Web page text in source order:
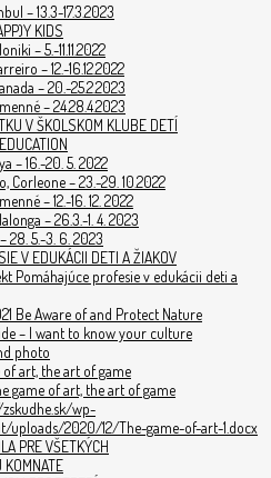
– 13.3-17.3.2023
KIDS
– 5.-11.11.2022
– 12.-16.12.2022
– 20.-25.2.2023
– 24.28.4.2023
V ŠKOLSKOM KLUBE DETÍ
– 16.-20. 5. 2022
Corleone – 23.-29. 10.2022
– 12.-16. 12. 2022
– 26.3.-1. 4. 2023
28. 5.-3. 6. 2023
V EDUKÁCII DETI A ŽIAKOV
Pomáhajúce profesie v edukácii deti a
Be Aware of and Protect Nature
– I want to know your culture
photo
of art, the art of game
game of art, the art of game
wp-
uploads/2020/12/The-game-of-art-1.docx
PRE VŠETKÝCH